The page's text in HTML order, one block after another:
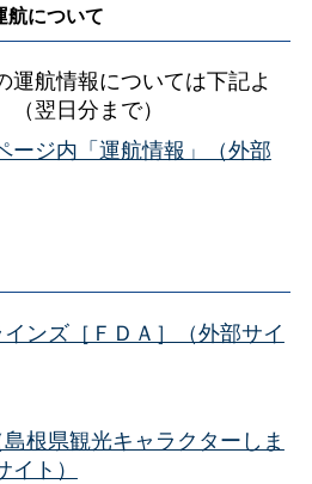
航について
航情報については下記よ
翌日分まで）
ージ内「運航情報」（外部
ンズ［ＦＤＡ］（外部サイ
根県観光キャラクターしま
ト）